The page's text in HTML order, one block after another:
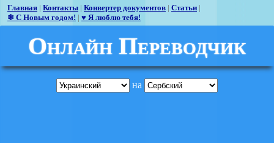
Главная | Контакты | Конвертер документов | Статьи |
❄ С Новым годом! | ♥ Я люблю тебя!
Онлайн Переводчик
на